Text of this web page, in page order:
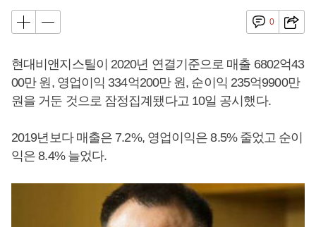
0
현대비앤지스틸이 2020년 연결기준으로 매출 6802억43
00만 원, 영업이익 334억200만 원, 순이익 235억9900만
원을 거둔 것으로 잠정집계됐다고 10일 공시했다.
2019년보다 매출은 7.2%, 영업이익은 8.5% 줄었고 순이
익은 8.4% 늘었다.